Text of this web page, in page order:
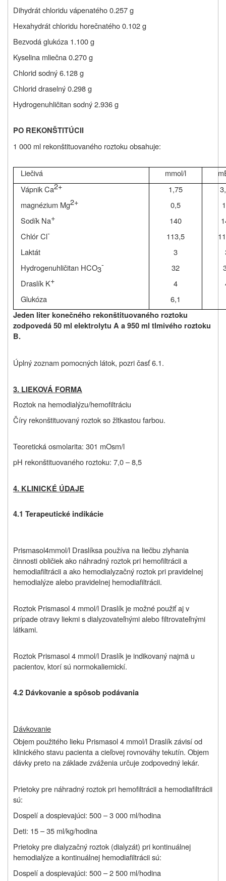
Dihydrát chloridu vápenatého0.257 g
Hexahydrát chloridu horečnatého 0.102 g
Bezvodá glukóza 1.100 g
Kyselina mliečna0.270 g
Chlorid sodný6.128 g
Chlorid draselný0.298 g
Hydrogenuhličitan sodný2.936 g
PO REKONŠTITÚCII
1 000 ml rekonštituovaného roztoku obsahuje:
Liečivá mmol/l
Vápnik Ca2+ 1,75
magnézium Mg2+ 0,5
Sodík Na+ 140
Chlór Cl- 113,5
Laktát
3
Hydrogenuhličitan HCO3- 32
Draslík K+ 4
Glukóza
6,1
Jeden liter konečného rekonštituovaného roztoku
zodpovedá 50 ml elektrolytu A a 950 ml tlmivého roztoku
B.
Úplný zoznam pomocných látok, pozri časť 6.1.
3. LIEKOVÁ FORMA
Roztok na hemodialýzu/hemofiltráciu
Číry rekonštituovaný roztok so žltkastou farbou.
Teoretická osmolarita: 301 mOsm/l
pH rekonštituovaného roztoku: 7,0 – 8,5
4. KLINICKÉ ÚDAJE
4.1 Terapeutické indikácie
Prismasol4mmol/l Draslíksa používa na liečbu zlyhania
činnosti obličiek ako náhradný roztok pri hemofiltrácii a
hemodiafiltrácii a ako hemodialyzačný roztok pri pravidelnej
hemodialýze alebo pravidelnej hemodiafiltrácii.
Roztok Prismasol 4 mmol/l Draslík je možné použiť aj v
prípade otravy liekmi s dialyzovateľnými alebo filtrovateľnými
látkami.
Roztok Prismasol 4 mmol/l Draslík je indikovaný najmä u
pacientov, ktorí sú normokaliemickí.
4.2 Dávkovanie a spôsob podávania
Dávkovanie
Objem použitého lieku Prismasol 4 mmol/l Draslík závisí od
klinického stavu pacienta a cieľovej rovnováhy tekutín. Objem
dávky preto na základe zváženia určuje zodpovedný lekár.
Prietoky pre náhradný roztok pri hemofiltrácii a hemodiafiltrácii
sú:
Dospelí a dospievajúci: 500 – 3 000 ml/hodina
Deti: 15 – 35 ml/kg/hodina
Prietoky pre dialyzačný roztok (dialyzát) pri kontinuálnej
hemodialýze a kontinuálnej hemodiafiltrácii sú:
Dospelí a dospievajúci: 500 – 2 500 ml/hodina